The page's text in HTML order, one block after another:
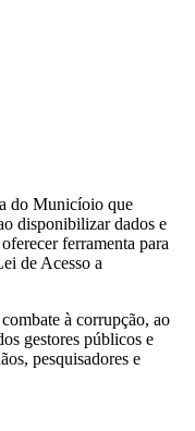
do Municíoio que
disponibilizar dados e
ferramenta para
de Acesso a
à corrupção, ao
gestores públicos e
pesquisadores e